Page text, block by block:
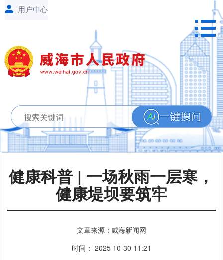
健康科普 | 一场秋雨一层寒，
健康堤坝要筑牢
文章来源：威海新闻网
时间： 2025-10-30 11:21